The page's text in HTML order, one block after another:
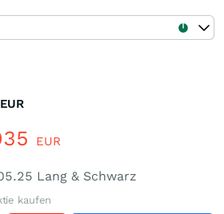
EUR
EUR
Lang & Schwarz
kaufen